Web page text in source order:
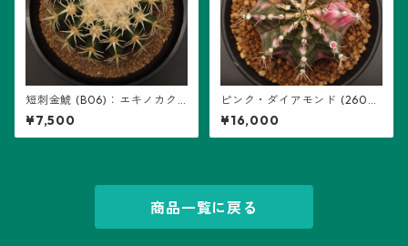
短刺金鯱 (B06)：エキノカク
タス属 ※実生
¥7,500
ピンク・ダイアモンド (2602-
PDM08)：ギムノカリキウム属
¥16,000
商品一覧に戻る